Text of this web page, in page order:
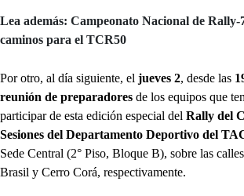
Lea además: Campeonato Nacional de Rally-
caminos para el TCR50
Por otro, al día siguiente, el jueves 2, desde las
reunión de preparadores de los equipos que
participar de esta edición especial del Rally del
Sesiones del Departamento Deportivo del
Sede Central (2° Piso, Bloque B), sobre las
Brasil y Cerro Corá, respectivamente.